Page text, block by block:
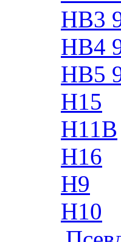
HB3
HB4
HB5
H15
H11B
H16
H9
H10